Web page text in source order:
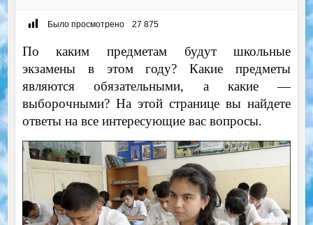
Было просмотрено 27 875
По каким предметам будут школьные
экзамены в этом году? Какие предметы
являются обязательными, а какие —
выборочными? На этой странице вы найдете
ответы на все интересующие вас вопросы.